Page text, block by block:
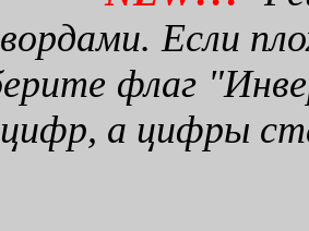
Если
флаг
а цифры